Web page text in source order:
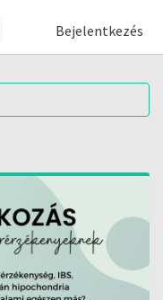
Bejelentkezés